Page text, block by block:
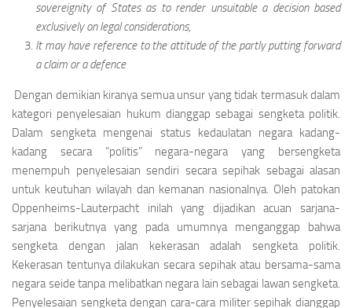
sove­reignity of States as to render unsuitable a decision based
exclusively on legal conside­rations,
It may have reference to the attitude of the partly putting forward
a claim or a defence
Dengan demikian kiranya semua unsur yang tidak termasuk dalam
kategori penyelesaian hukum di­anggap sebagai sengketa politik.
Dalam sengketa mengenai status kedaulatan negara kadang-
kadang secara “politis” negara-negara yang bersengketa
menempuh penyelesaian sendiri secara sepihak sebagai alasan
untuk keutuhan wilayah dan kemanan nasionalnya. Oleh patokan
Oppenheims-Lauterpacht inilah yang dijadikan acuan sarjana-
sarjana berikutnya yang pada umumnya menganggap bah­wa
sengketa dengan jalan kekerasan adalah seng­keta politik.
Kekerasan tentunya dilakukan secara sepihak atau bersama-sama
negara seide tanpa melibatkan negara lain sebagai lawan sengketa.
Penyelesaian sengketa dengan cara-cara militer sepihak dianggap